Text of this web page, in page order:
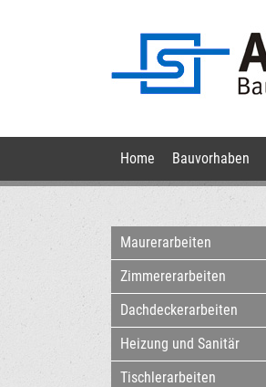
Navigation
Home Bauvorhaben
Navigation
überspringen
Maurerarbeiten
Zimmererarbeiten
Dachdeckerarbeiten
Heizung und Sanitär
Tischlerarbeiten